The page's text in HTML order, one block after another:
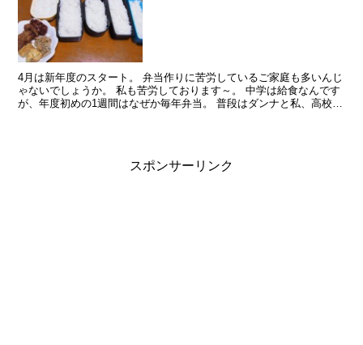
4月は新年度のスタート。 弁当作りに苦労しているご家庭も多いんじ
ゃないでしょうか。 私も苦労しております～。 中学は給食なんです
が、年度初めの1週間はなぜか毎年弁当。 普段はダンナと私、高校生
スポンサーリンク